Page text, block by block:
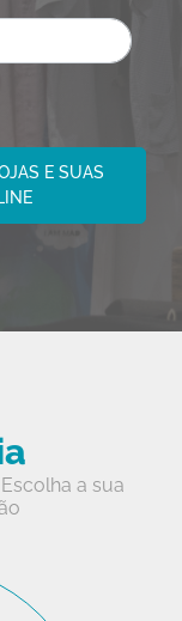
E SUAS
a sua